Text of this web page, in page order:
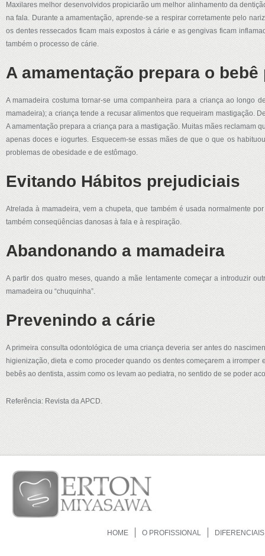
Maxilares melhor desenvolvidos propiciarão um melhor alinhamento da
na fala. Durante a amamentação, aprende-se a respirar corretamente pelo
os dentes ressecados ficam mais expostos à cárie e as gengivas ficam
também o processo de cárie.
A amamentação prepara o
A mamadeira costuma tornar-se uma companheira para a criança ao longo
mamadeira); a criança tende a recusar alimentos que requeiram mastigação.
A amamentação prepara a criança para a mastigação. Muitas mães reclamam
apenas doces e iogurtes. Esquecem-se essas mães de que o que os
problemas de obesidade e de estômago.
Evitando Hábitos prejudiciais
Atrelada à mamadeira, vem a chupeta, que também é usada normalmente
também conseqüências danosas à fala e à respiração.
Abandonando a mamadeira
A partir dos quatro meses, quando a mãe lentamente começar a introduzir
mamadeira ou “chuquinha”.
Prevenindo a cárie
A primeira consulta odontológica de uma criança deveria ser antes do
higienização, dieta e como proceder quando os dentes começarem a
bebês ao dentista, assim como os levam ao pediatra, no sentido de se poder
Referência: Revista da APCD.
HOME O PROFISSIONAL DIFERENCIAIS